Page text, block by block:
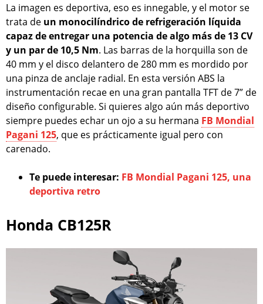
La imagen es deportiva, eso es innegable, y el motor se
trata de un monocilíndrico de refrigeración líquida
capaz de entregar una potencia de algo más de 13 CV
y un par de 10,5 Nm. Las barras de la horquilla son de
40 mm y el disco delantero de 280 mm es mordido por
una pinza de anclaje radial. En esta versión ABS la
instrumentación recae en una gran pantalla TFT de 7” de
diseño configurable. Si quieres algo aún más deportivo
siempre puedes echar un ojo a su hermana FB Mondial
Pagani 125, que es prácticamente igual pero con
carenado.
Te puede interesar: FB Mondial Pagani 125, una
deportiva retro
Honda CB125R